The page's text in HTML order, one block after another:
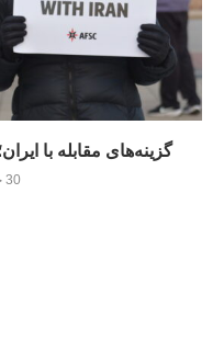
گزینه‌های مقابله با
30 جولای 2026